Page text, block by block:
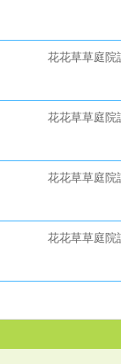
花花草草庭院
花花草草庭院
花花草草庭院
花花草草庭院